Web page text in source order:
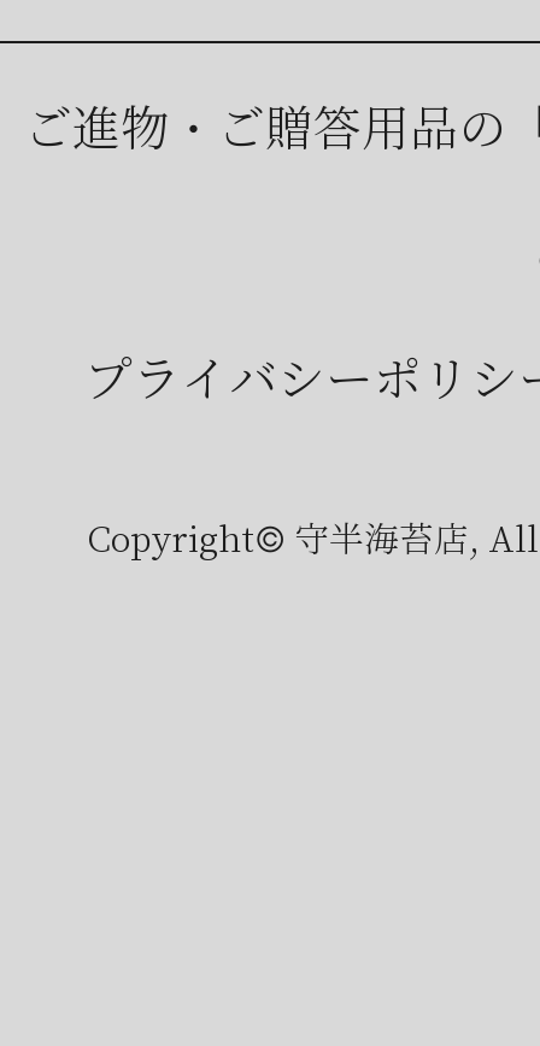
ご進物・ご贈答用品の
プライバシーポリシ
Copyright© 守半海苔店,